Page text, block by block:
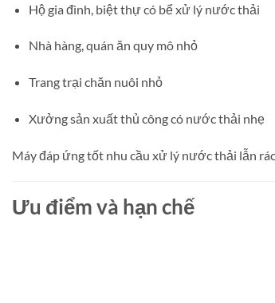
Hộ gia đình, biệt thự có bể xử lý nước thải
Nhà hàng, quán ăn quy mô nhỏ
Trang trại chăn nuôi nhỏ
Xưởng sản xuất thủ công có nước thải nhẹ
Máy đáp ứng tốt nhu cầu xử lý nước thải lẫn
Ưu điểm và hạn chế